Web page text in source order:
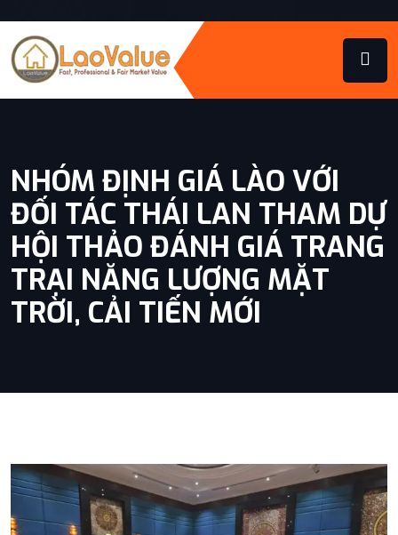
NHÓM ĐỊNH GIÁ LÀO VỚI
ĐỐI TÁC THÁI LAN THAM DỰ
HỘI THẢO ĐÁNH GIÁ TRANG
TRẠI NĂNG LƯỢNG MẶT
TRỜI, CẢI TIẾN MỚI